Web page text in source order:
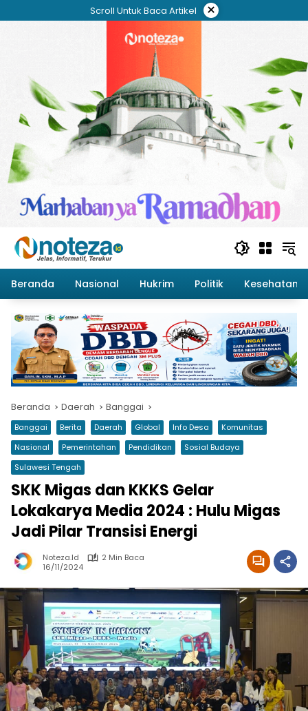
ke
Scroll Untuk Baca Artikel ×
Beranda Nasional Hukrim Politik Kesehatan
Beranda Daerah Banggai
Banggai Berita Daerah Global Info Desa
Komunitas
Nasional
Pemerintahan Pendidikan
Sosial Budaya
Sulawesi Tengah
SKK Migas dan KKKS Gelar
Lokakarya Media 2024 : Hulu Migas
Jadi Pilar Transisi Energi
Noteza.id
2 Min Baca
16/11/2024